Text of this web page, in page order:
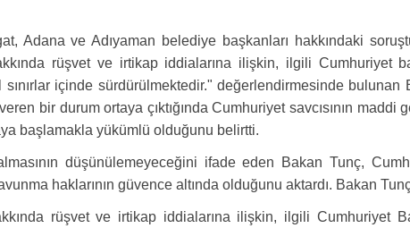
Adana ve Adıyaman belediye başkanları hakkındaki
rüşvet ve irtikap iddialarına ilişkin, ilgili Cumhuriyet
içinde sürdürülmektedir." değerlendirmesinde bulunan
bir durum ortaya çıktığında Cumhuriyet savcısının maddi
başlamakla yükümlü olduğunu belirtti.
düşünülemeyeceğini ifade eden Bakan Tunç,
haklarının güvence altında olduğunu aktardı. Bakan
rüşvet ve irtikap iddialarına ilişkin, ilgili Cumhuriyet